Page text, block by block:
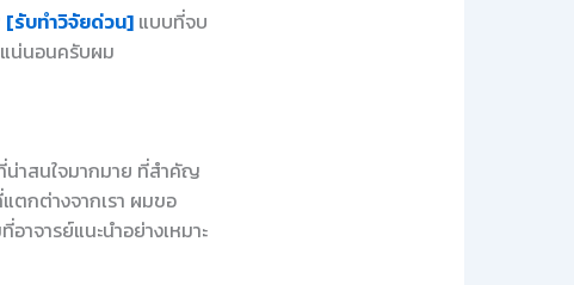
[รับทำวิจัยด่วน] แบบที่จบ
แน่นอนครับผม
าสนใจมากมาย ที่สำคัญ
ตกต่างจากเรา ผมขอ
าจารย์แนะนำอย่างเหมาะ